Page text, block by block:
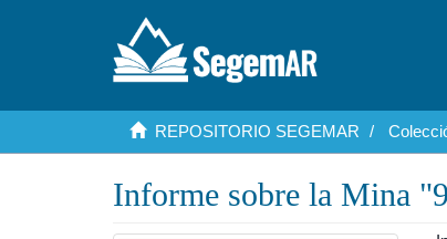
REPOSITORIO SEGEMAR
Informe sobre la Mina